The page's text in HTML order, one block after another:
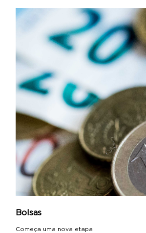
Bolsas
Começa uma nova etapa